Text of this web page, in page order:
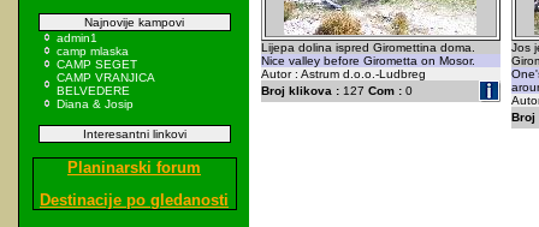
Najnovije kampovi
admin1
camp mlaska
CAMP SEGET
CAMP VRANJICA
BELVEDERE
Diana & Josip
Interesantni linkovi
Planinarski forum
Destinacije po gledanosti
Lijepa dolina ispred Giromettina doma.
Nice valley before Girometta on Mosor.
Autor : Astrum d.o.o.-Ludbreg
Broj klikova :127 Com :0
Jos
Broj